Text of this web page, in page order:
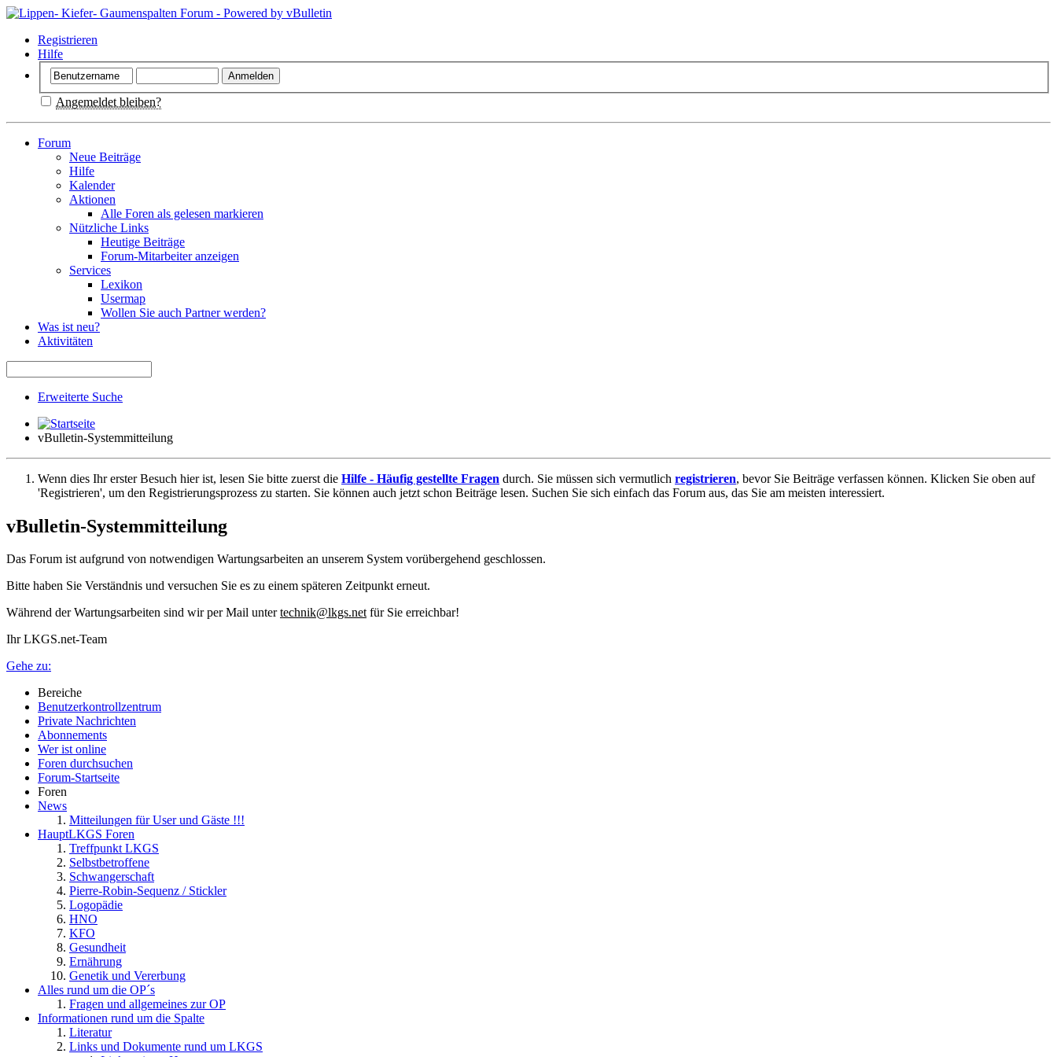
Registrieren
Hilfe
Angemeldet bleiben?
Forum
Neue Beiträge
Hilfe
Kalender
Aktionen
Alle Foren als gelesen markieren
Nützliche Links
Heutige Beiträge
Forum-Mitarbeiter anzeigen
Services
Lexikon
Usermap
Wollen Sie auch Partner werden?
Was ist neu?
Aktivitäten
Erweiterte Suche
vBulletin-Systemmitteilung
Wenn dies Ihr erster Besuch hier ist, lesen Sie bitte zuerst die Hilfe - Häufig gestellte Fragen durch. Sie müssen sich vermutlich registrieren, bevor Sie Beiträge verfassen können. Klicken Sie oben auf
'Registrieren', um den Registrierungsprozess zu starten. Sie können auch jetzt schon Beiträge lesen. Suchen Sie sich einfach das Forum aus, das Sie am meisten interessiert.
vBulletin-Systemmitteilung
Das Forum ist aufgrund von notwendigen Wartungsarbeiten an unserem System vorübergehend geschlossen.
Bitte haben Sie Verständnis und versuchen Sie es zu einem späteren Zeitpunkt erneut.
Während der Wartungsarbeiten sind wir per Mail untertechnik@lkgs.netfür Sie erreichbar!
Ihr LKGS.net-Team
Gehe zu:
Bereiche
Benutzerkontrollzentrum
Private Nachrichten
Abonnements
Wer ist online
Foren durchsuchen
Forum-Startseite
Foren
News
Mitteilungen für User und Gäste !!!
HauptLKGS Foren
Treffpunkt LKGS
Selbstbetroffene
Schwangerschaft
Pierre-Robin-Sequenz / Stickler
Logopädie
HNO
KFO
Gesundheit
Ernährung
Genetik und Vererbung
Alles rund um die OP´s
Fragen und allgemeines zur OP
Informationen rund um die Spalte
Literatur
Links und Dokumente rund um LKGS